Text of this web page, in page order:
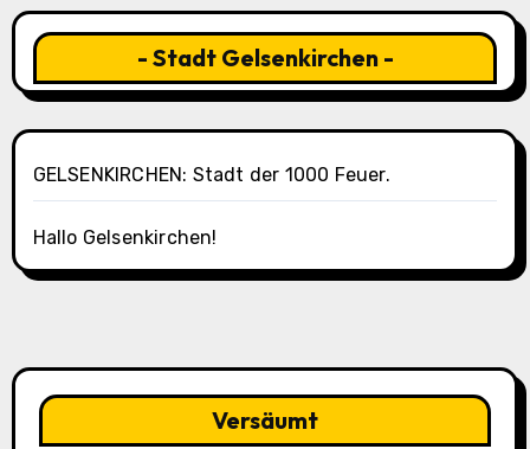
- Stadt Gelsenkirchen -
GELSENKIRCHEN: Stadt der 1000 Feuer.
Hallo Gelsenkirchen!
Versäumt